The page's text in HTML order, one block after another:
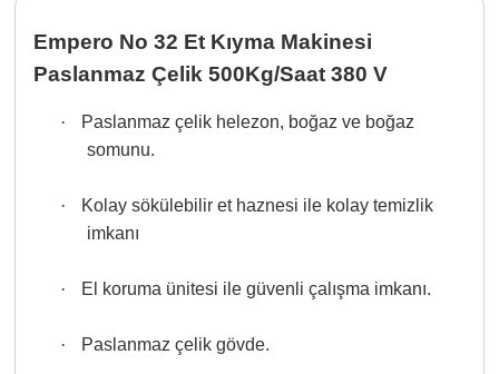
Empero No 32 Et Kıyma Makinesi
Paslanmaz Çelik 500Kg/Saat 380 V
·
Paslanmaz çelik helezon, boğaz ve boğaz
somunu.
·
Kolay sökülebilir et haznesi ile kolay temizlik
imkanı
· El koruma ünitesi ile güvenli çalışma imkanı.
· Paslanmaz çelik gövde.